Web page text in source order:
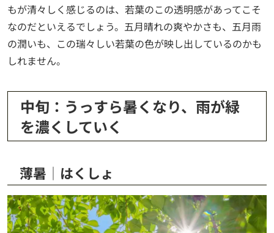
もが清々しく感じるのは、若葉のこの透明感があってこそ
なのだといえるでしょう。五月晴れの爽やかさも、五月雨
の潤いも、この瑞々しい若葉の色が映し出しているのかも
しれません。
中旬：うっすら暑くなり、雨が緑
を濃くしていく
薄暑│はくしょ